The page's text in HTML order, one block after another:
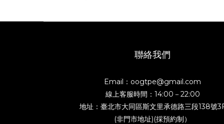
聯絡我們
Email：oogtpe@gmail.com
線上客服時間：14:00－22:00
地址：臺北市大同區斯文里承德路三段138號
(非門市地址)(採預約制）